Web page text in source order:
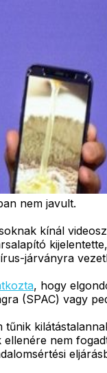
nem javult.
kínál
járványra
, hogy
(SPAC) vagy
nem